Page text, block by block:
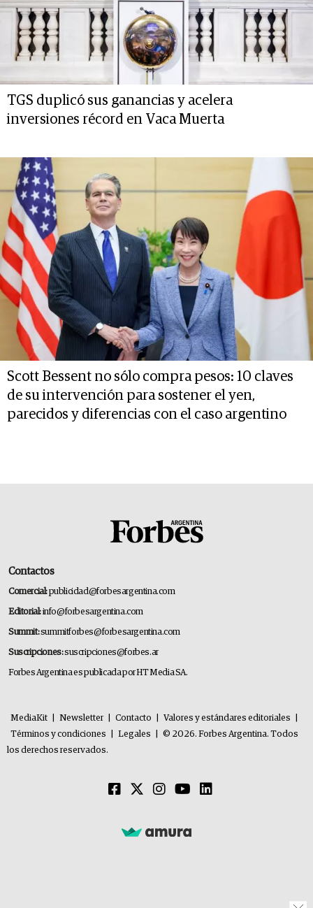
TGS duplicó sus ganancias y acelera
inversiones récord en Vaca Muerta
Scott Bessent no sólo compra pesos: 10 claves
de su intervención para sostener el yen,
parecidos y diferencias con el caso argentino
Contactos
Comercial:publicidad@forbesargentina.com
Editorial:info@forbesargentina.com
Summit:summitforbes@forbesargentina.com
Suscripciones:suscripciones@forbes.ar
Forbes Argentina es publicada por HT Media SA.
MediaKit Newsletter Contacto Valores y estándares editoriales
Términos y condiciones
Legales
© 2026. Forbes Argentina. Todos
los derechos reservados.